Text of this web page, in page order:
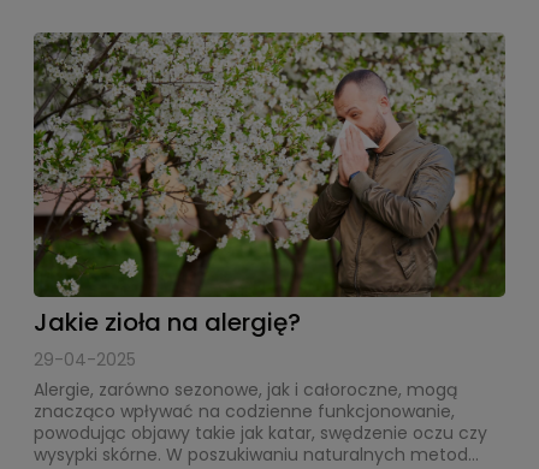
Jakie zioła na alergię?
29-04-2025
Alergie, zarówno sezonowe, jak i całoroczne, mogą
znacząco wpływać na codzienne funkcjonowanie,
powodując objawy takie jak katar, swędzenie oczu czy
wysypki skórne. W poszukiwaniu naturalnych metod...